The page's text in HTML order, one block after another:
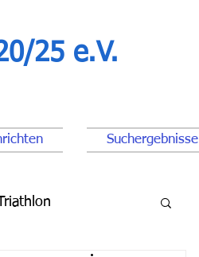
25 e.V.
Suchergebnisse